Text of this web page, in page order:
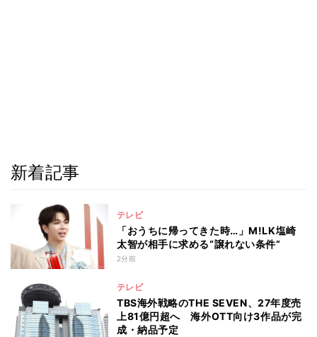
新着記事
テレビ
「おうちに帰ってきた時…」M!LK塩崎
太智が相手に求める“譲れない条件”
2分前
テレビ
TBS海外戦略のTHE SEVEN、27年度売
上81億円超へ 海外OTT向け3作品が完
成・納品予定